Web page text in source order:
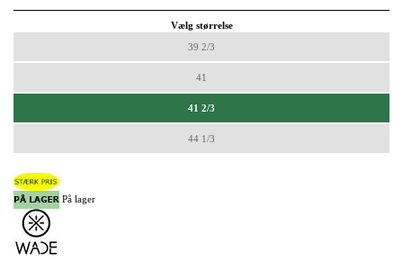
Vælg størrelse
39 2/3
41
41 2/3
44 1/3
På lager